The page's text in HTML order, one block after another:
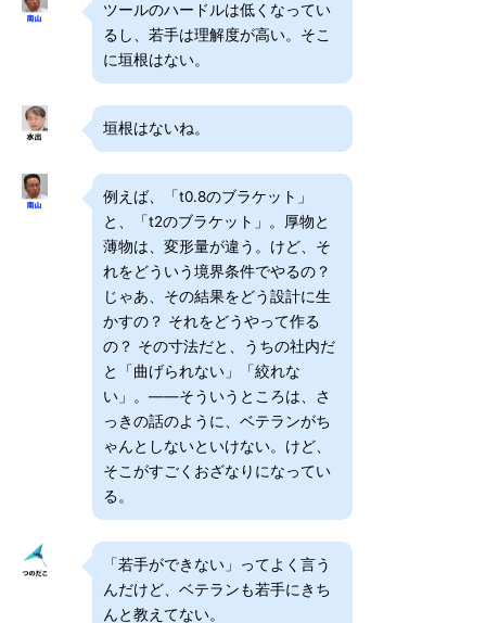
ツールのハードルは低くなってい
るし、若手は理解度が高い。そこ
に垣根はない。
垣根はないね。
例えば、「t0.8のブラケット」
と、「t2のブラケット」。厚物と
薄物は、変形量が違う。けど、そ
れをどういう境界条件でやるの？
じゃあ、その結果をどう設計に生
かすの？ それをどうやって作る
の？ その寸法だと、うちの社内だ
と「曲げられない」「絞れな
い」。――そういうところは、さ
っきの話のように、ベテランがち
ゃんとしないといけない。けど、
そこがすごくおざなりになってい
る。
「若手ができない」ってよく言う
んだけど、ベテランも若手にきち
んと教えてない。